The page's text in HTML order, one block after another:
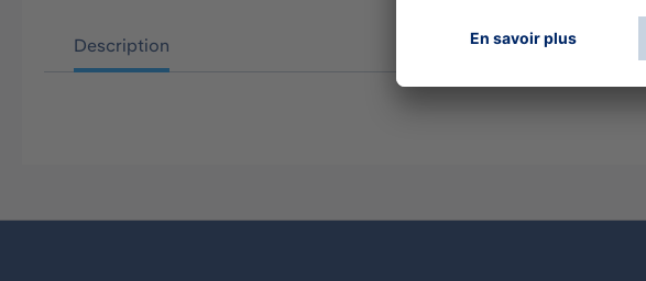
Description